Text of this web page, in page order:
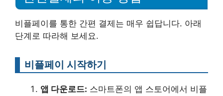
비플페이를 통한 간편 결제는 매우 쉽답니다. 아래
단계로 따라해 보세요.
비플페이 시작하기
앱 다운로드: 스마트폰의 앱 스토어에서 비플